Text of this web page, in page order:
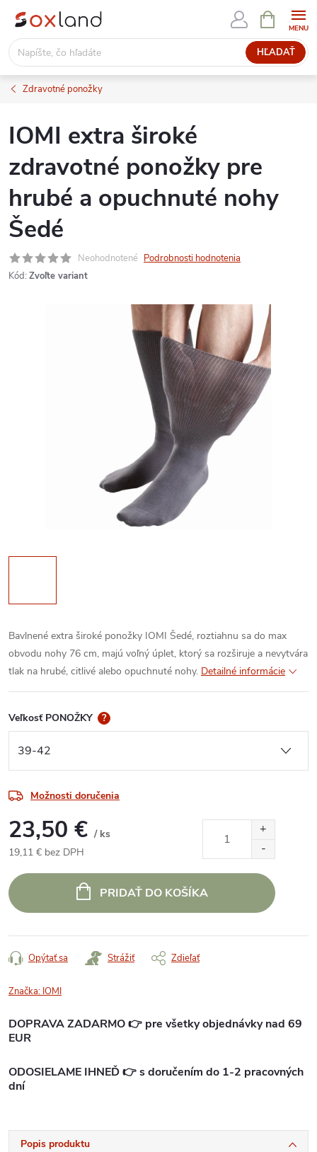
Prejsť
obsah
HĽADAŤ
KOŠÍK
Zdravotné ponožky
IOMI extra široké
zdravotné ponožky pre
hrubé a opuchnuté nohy
Šedé
Neohodnotené Podrobnosti hodnotenia
Kód: Zvoľte variant
Bavlnené extra široké ponožky IOMI Šedé, roztiahnu sa do max
obvodu nohy 76 cm, majú voľný úplet, ktorý sa rozširuje a nevytvára
tlak na hrubé, citlivé alebo opuchnuté nohy. Detailné informácie
Veľkosť PONOŽKY ?
Možnosti doručenia
23,50 € / ks
19,11 € bez DPH
cena:
PRIDAŤ DO KOŠÍKA
Opýtať sa Strážiť Zdieľať
Značka: IOMI
DOPRAVA ZADARMO 👉 pre všetky objednávky nad 69
EUR
ODOSIELAME IHNEĎ 👉 s doručením do 1-2 pracovných
dní
Popis produktu